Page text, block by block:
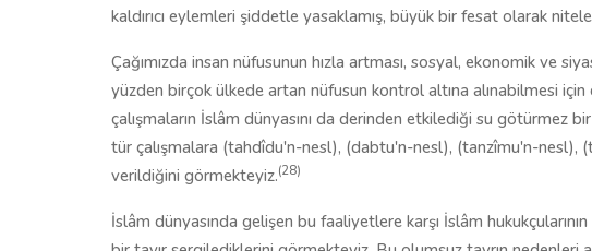
kaldırıcı eylemleri şiddetle yasaklamış, büyük bir fesat olarak
Çağımızda insan nüfusunun hızla artması, sosyal, ekonomik ve
yüzden birçok ülkede artan nüfusun kontrol altına alınabilmesi
çalışmaların İslâm dünyasını da derinden etkilediği su götürmez
tür çalışmalara (tahdîdu'n-nesl), (dabtu'n-nesl), (tanzîmu'n-nesl),
verildiğini görmekteyiz.(28)
İslâm dünyasında gelişen bu faaliyetlere karşı İslâm